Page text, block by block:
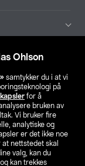
Ohlson
samtykker du i at vi
på
for å
bruken av
Vi bruker fire
analytiske og
er det ikke noe
nettstedet skal
valg, kan du
kan trekkes